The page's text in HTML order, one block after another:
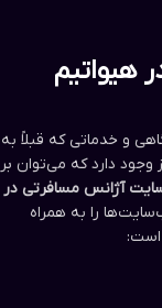
هیواتیم
و خدماتی که قبلاً به
دارد که می‌توان بر
آژانس مسافرتی در
را به همراه
است: